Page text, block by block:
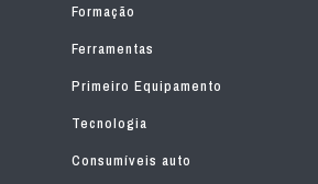
Formação
Ferramentas
Primeiro Equipamento
Tecnologia
Consumíveis auto